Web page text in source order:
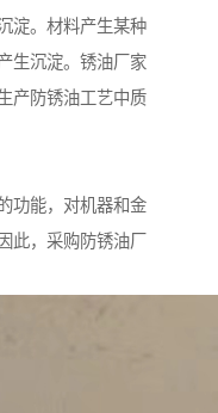
淀。材料产生某种
生沉淀。锈油厂家
产防锈油工艺中质
功能，对机器和金
此，采购防锈油厂